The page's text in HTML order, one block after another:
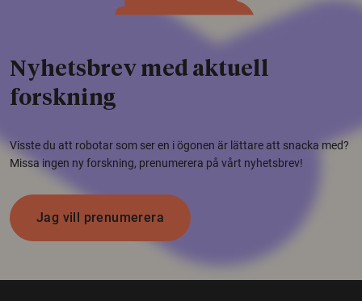
Nyhetsbrev med aktuell
forskning
Visste du att robotar som ser en i ögonen är lättare att snacka med?
Missa ingen ny forskning, prenumerera på vårt nyhetsbrev!
Jag vill prenumerera